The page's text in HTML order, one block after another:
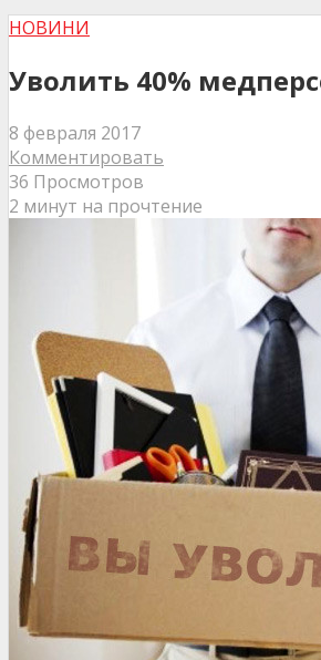
НОВИНИ
Уволить 40%
8 февраля 2017
Комментировать
36 Просмотров
2 минут на прочтение